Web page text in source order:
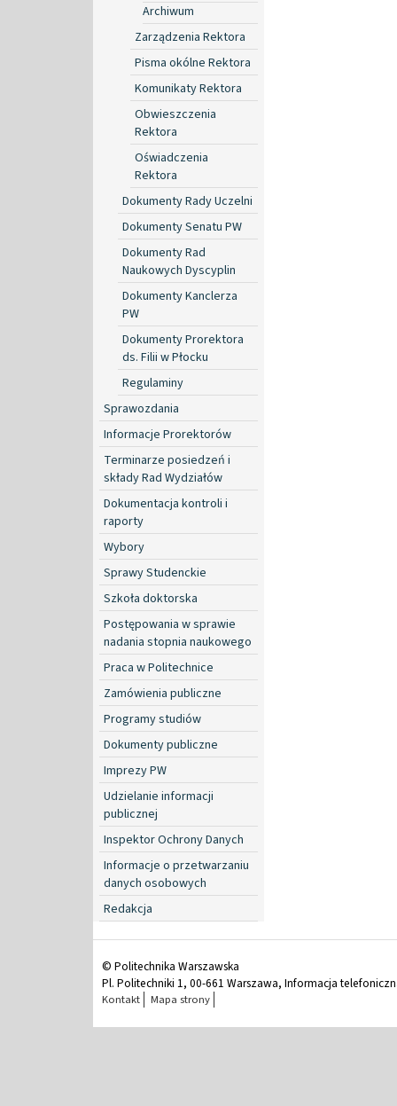
Archiwum
Zarządzenia Rektora
Pisma okólne Rektora
Komunikaty Rektora
Obwieszczenia
Rektora
Oświadczenia
Rektora
Dokumenty Rady Uczelni
Dokumenty Senatu PW
Dokumenty Rad
Naukowych Dyscyplin
Dokumenty Kanclerza
PW
Dokumenty Prorektora
ds. Filii w Płocku
Regulaminy
Sprawozdania
Informacje Prorektorów
Terminarze posiedzeń i
składy Rad Wydziałów
Dokumentacja kontroli i
raporty
Wybory
Sprawy Studenckie
Szkoła doktorska
Postępowania w sprawie
nadania stopnia naukowego
Praca w Politechnice
Zamówienia publiczne
Programy studiów
Dokumenty publiczne
Imprezy PW
Udzielanie informacji
publicznej
Inspektor Ochrony Danych
Informacje o przetwarzaniu
danych osobowych
Redakcja
© Politechnika Warszawska
Pl. Politechniki 1, 00-661 Warszawa, Informacja
Kontakt Mapa strony